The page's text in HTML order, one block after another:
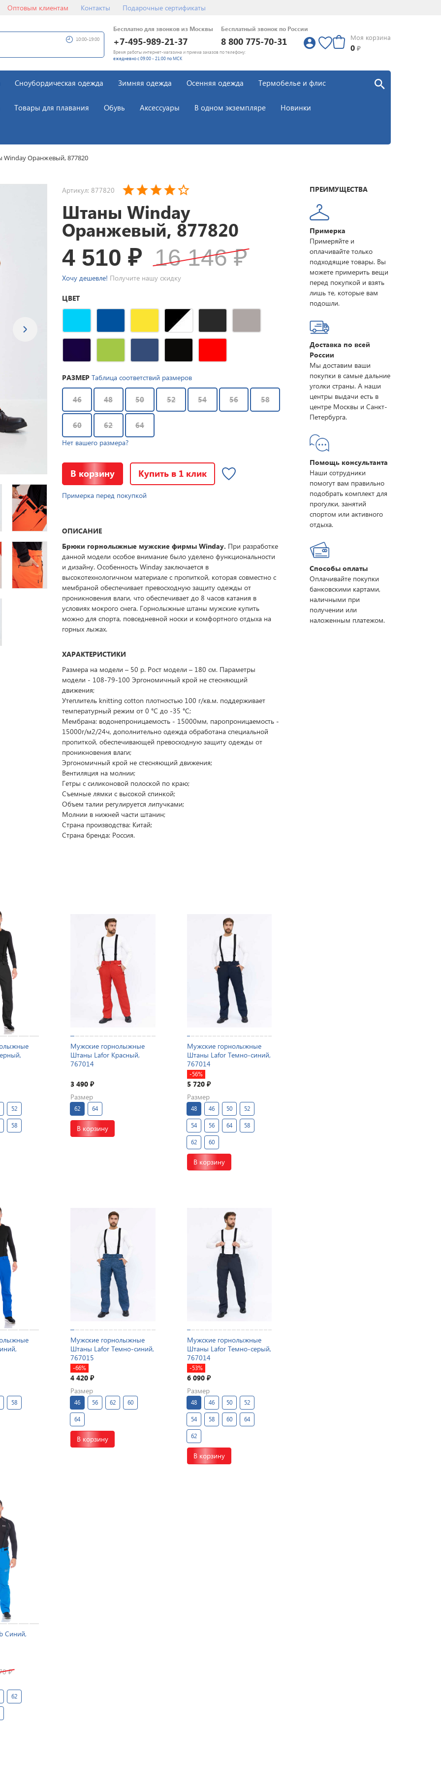
Оптовым клиентам Контакты Подарочные сертификаты
10:00-19:00
Бесплатно для звонков из Москвы
+7-495-989-21-37
Бесплатный звонок по России
8 800 775-70-31
Время работы интернет-магазина и приема заказов по телефону:
ежедневно с 09:00 - 21:00 по МСК
Моя корзина
0 ₽
Сноубордическая одежда Зимняя одежда Осенняя одежда Термобелье и флис
Товары для плавания Обувь Аксессуары В одном экземпляре Новинки
Winday Оранжевый, 877820
Артикул: 877820
Штаны Winday
Оранжевый, 877820
4 510₽ 16 146₽
Хочу дешевле! Получите нашу скидку
ЦВЕТ
РАЗМЕР Таблица соответствий размеров
46 48 50 52 54 56 58
60 62 64
Нет вашего размера?
В корзину Купить в 1 клик
Примерка перед покупкой
ОПИСАНИЕ
Брюки горнолыжные мужские фирмы Winday. При разработке
данной модели особое внимание было уделено функциональности
и дизайну. Особенность Winday заключается в
высокотехнологичном материале с пропиткой, которая совместно с
мембраной обеспечивает превосходную защиту одежды от
проникновения влаги, что обеспечивает до 8 часов катания в
условиях мокрого снега. Горнолыжные штаны мужские купить
можно для спорта, повседневной носки и комфортного отдыха на
горных лыжах.
ХАРАКТЕРИСТИКИ
Размера на модели – 50 р. Рост модели – 180 см. Параметры
модели - 108-79-100 Эргономичный крой не стесняющий
движения;
Утеплитель knitting cotton плотностью 100 г/кв.м. поддерживает
температурный режим от 0 °C до -35 °C;
Мембрана: водонепроницаемость - 15000мм, паропроницаемость -
15000г/м2/24ч, дополнительно одежда обработана специальной
пропиткой, обеспечивающей превосходную защиту одежды от
проникновения влаги;
Эргономичный крой не стесняющий движения;
Вентиляция на молнии;
Гетры с силиконовой полоской по краю;
Съемные лямки с высокой спинкой;
Объем талии регулируется липучками;
Молнии в нижней части штанин;
Страна производства: Китай;
Страна бренда: Россия.
52
58
Мужские горнолыжные
Штаны Lafor Красный,
767014
3 490₽
Размер
62 64
В корзину
Мужские горнолыжные
Штаны Lafor Темно-синий,
767014
-56%
5 720 ₽
Размер
48 46 50 52
54 56 64 58
62 60
В корзину
58
Мужские горнолыжные
Штаны Lafor Темно-синий,
767015
-66%
4 420₽
Размер
46 56 62 60
64
В корзину
Мужские горнолыжные
Штаны Lafor Темно-серый,
767014
-53%
6 090 ₽
Размер
48 46 50 52
54 58 60 64
62
В корзину
Синий,
₽
62
ПРЕИМУЩЕСТВА
Примерка
Примеряйте и
оплачивайте только
подходящие товары. Вы
можете примерить вещи
перед покупкой и взять
лишь те, которые вам
подошли.
Доставка по всей
России
Мы доставим ваши
покупки в самые дальние
уголки страны. А наши
центры выдачи есть в
центре Москвы и Санкт-
Петербурга.
Помощь консультанта
Наши сотрудники
помогут вам правильно
подобрать комплект для
прогулки, занятий
спортом или активного
отдыха.
Способы оплаты
Оплачивайте покупки
банковскими картами,
наличными при
получении или
наложенным платежом.